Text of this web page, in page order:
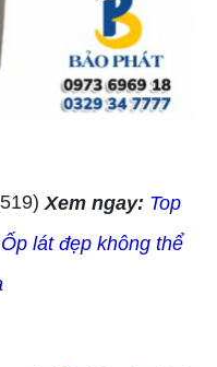
Xem ngay: Top
lát đẹp không thể